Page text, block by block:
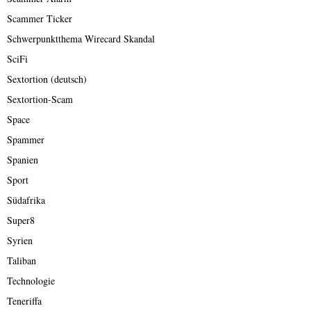
Scammer Ticker
Schwerpunktthema Wirecard Skandal
SciFi
Sextortion (deutsch)
Sextortion-Scam
Space
Spammer
Spanien
Sport
Südafrika
Super8
Syrien
Taliban
Technologie
Teneriffa